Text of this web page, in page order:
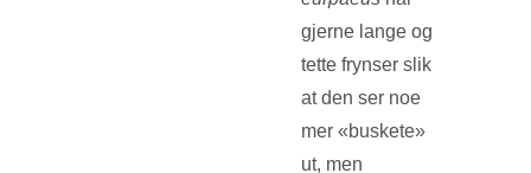
gjerne lange og
tette frynser slik
at den ser noe
mer «buskete»
ut, men